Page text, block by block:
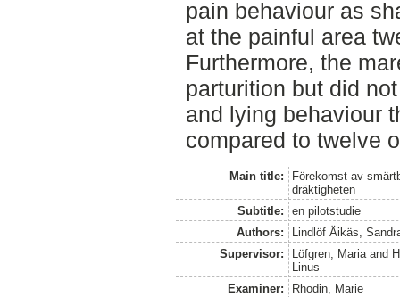
pain behaviour as
at the painful area
Furthermore, the
parturition but did
and lying behaviour
compared to twelve
Main title:
Förekomst av
dräktigheten
Subtitle:
en pilotstudie
Authors:
Lindlöf Äikäs,
Supervisor:
Löfgren, Mariaand
Linus
Examiner:
Rhodin, Marie